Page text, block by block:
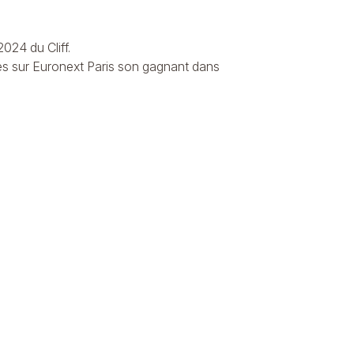
du Cliff.
sur Euronext Paris son gagnant dans